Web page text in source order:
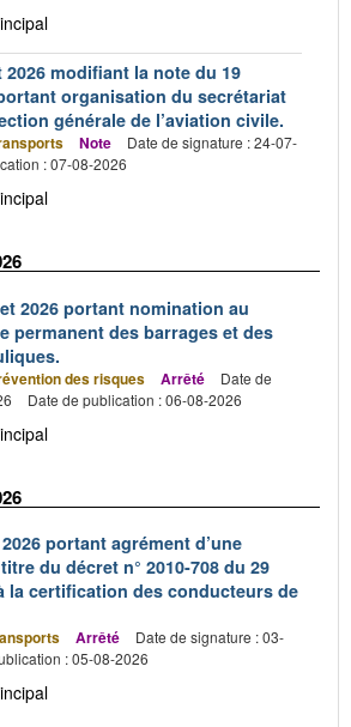
2026 modifiant la note du 19
organisation du secrétariat
générale de l’aviation civile.
Note
Date de signature : 24-07-
: 07-08-2026
2026 portant nomination au
permanent des barrages et des
des risques Arrêté
Date de
Date de publication : 06-08-2026
portant agrément d’une
du décret n° 2010-708 du 29
la certification des conducteurs de
Arrêté
Date de signature : 03-
: 05-08-2026